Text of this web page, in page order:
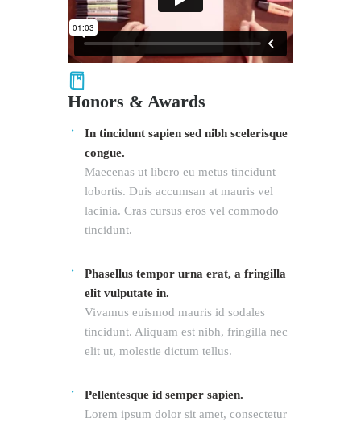
Honors & Awards
In tincidunt sapien sed nibh scelerisque
congue.
Maecenas ut libero eu metus tincidunt
lobortis. Duis accumsan at mauris vel
lacinia. Cras cursus eros vel commodo
tincidunt.
Phasellus tempor urna erat, a fringilla
elit vulputate in.
Vivamus euismod mauris id sodales
tincidunt. Aliquam est nibh, fringilla nec
elit ut, molestie dictum tellus.
Pellentesque id semper sapien.
Lorem ipsum dolor sit amet, consectetur